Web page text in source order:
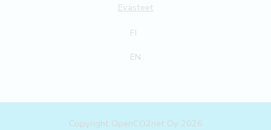
Evästeet
FI
EN
Copyright OpenCO2net Oy 2026